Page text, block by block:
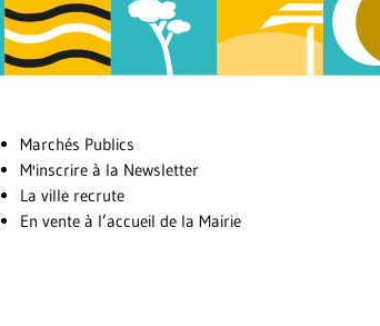
Marchés Publics
M'inscrire à la Newsletter
La ville recrute
En vente à l’accueil de la Mairie